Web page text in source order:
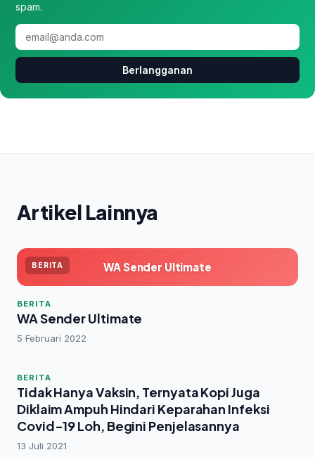
spam.
Berlangganan
Artikel Lainnya
BERITA WA Sender Ultimate
BERITA
WA Sender Ultimate
5 Februari 2022
BERITA
Tidak Hanya Vaksin, Ternyata Kopi Juga
Diklaim Ampuh Hindari Keparahan Infeksi
Covid-19 Loh, Begini Penjelasannya
13 Juli 2021